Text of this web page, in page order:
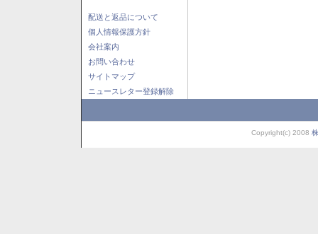
配送と返品について
個人情報保護方針
会社案内
お問い合わせ
サイトマップ
ニュースレター登録解除
Copyright(c) 2008